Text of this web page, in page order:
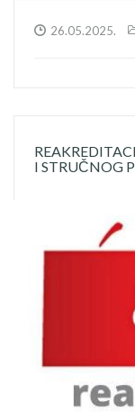
26.05.2025.
I STRUČNOG